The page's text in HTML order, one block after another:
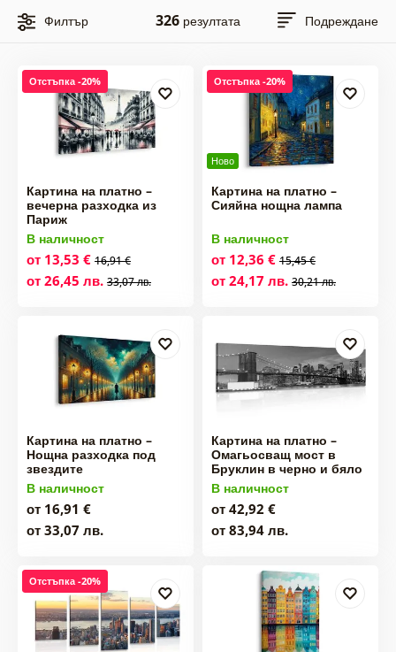
Филтър 326 резултата Подреждане
Отстъпка -20%
Картина на платно –
вечерна разходка из
Париж
В наличност
от 13,53 € 16,91 €
от 26,45 лв. 33,07 лв.
Ново
Отстъпка -20%
Картина на платно –
Сияйна нощна лампа
В наличност
от 12,36 € 15,45 €
от 24,17 лв. 30,21 лв.
Картина на платно –
Нощна разходка под
звездите
В наличност
от 16,91 €
от 33,07 лв.
Картина на платно –
Омагьосващ мост в
Бруклин в черно и бяло
В наличност
от 42,92 €
от 83,94 лв.
Отстъпка -20%